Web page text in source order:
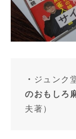
・ ジュンク
のおもしろ
夫著）